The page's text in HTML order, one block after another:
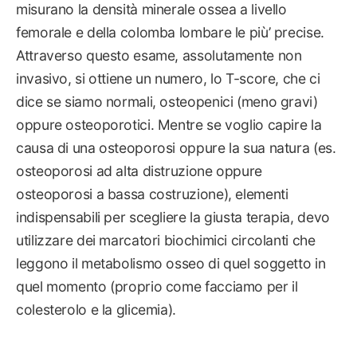
misurano la densità minerale ossea a livello
femorale e della colomba lombare le più’ precise.
Attraverso questo esame, assolutamente non
invasivo, si ottiene un numero, lo T-score, che ci
dice se siamo normali, osteopenici (meno gravi)
oppure osteoporotici. Mentre se voglio capire la
causa di una osteoporosi oppure la sua natura (es.
osteoporosi ad alta distruzione oppure
osteoporosi a bassa costruzione), elementi
indispensabili per scegliere la giusta terapia, devo
utilizzare dei marcatori biochimici circolanti che
leggono il metabolismo osseo di quel soggetto in
quel momento (proprio come facciamo per il
colesterolo e la glicemia).